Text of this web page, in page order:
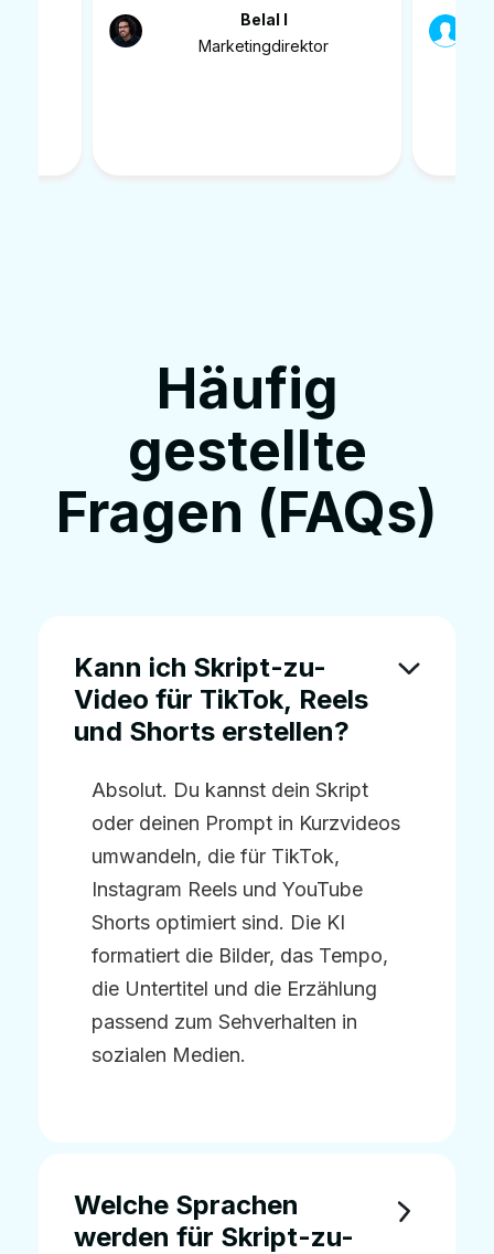
Belal I
Marketingdirektor
Häufig
gestellte
Fragen (FAQs)
Kann ich Skript-zu-
Video für TikTok, Reels
und Shorts erstellen?
Absolut. Du kannst dein Skript
oder deinen Prompt in Kurzvideos
umwandeln, die für TikTok,
Instagram Reels und YouTube
Shorts optimiert sind. Die KI
formatiert die Bilder, das Tempo,
die Untertitel und die Erzählung
passend zum Sehverhalten in
sozialen Medien.
Welche Sprachen
werden für Skript-zu-